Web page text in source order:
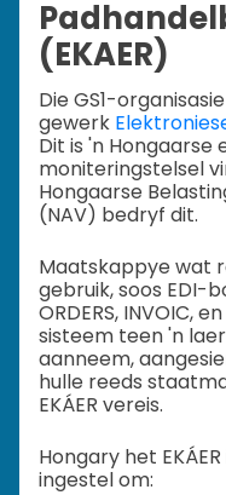
(EKAER)
Die GS1-
gewerk
Dit is 'n Hongaarse
moniteringstelsel
Hongaarse
(NAV) bedryf dit.
Maatskappye wat
gebruik, soos EDI-
ORDERS, INVOIC,
sisteem teen 'n
aanneem,
hulle reeds
EKÁER vereis.
Hongary het
ingestel om: